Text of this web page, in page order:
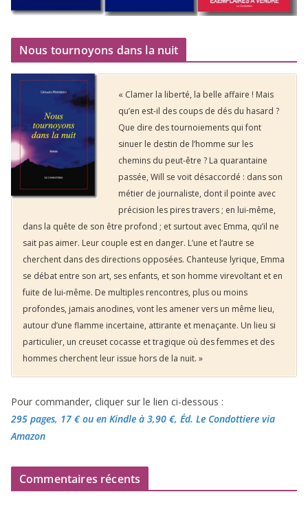
Nous tournoyons dans la nuit
« Clamer la liberté, la belle affaire ! Mais
qu’en est-il des coups de dés du hasard ?
Que dire des tournoiements qui font
sinuer le destin de l’homme sur les
chemins du peut-être ? La quarantaine
passée, Will se voit désaccordé : dans son
métier de journaliste, dont il pointe avec
précision les pires travers ; en lui-même,
dans la quête de son être profond ; et surtout avec Emma, qu’il ne
sait pas aimer. Leur couple est en danger. L’une et l’autre se
cherchent dans des directions opposées. Chanteuse lyrique, Emma
se débat entre son art, ses enfants, et son homme virevoltant et en
fuite de lui-même. De multiples rencontres, plus ou moins
profondes, jamais anodines, vont les amener vers un même lieu,
autour d’une flamme incertaine, attirante et menaçante. Un lieu si
particulier, un creuset cocasse et tragique où des femmes et des
hommes cherchent leur issue hors de la nuit. »
Pour commander, cliquer sur le lien ci-dessous :
295 pages, 17 €ou en Kindle à 3,90 €, Éd. Le Condottiere via
Amazon
Commentaires récents